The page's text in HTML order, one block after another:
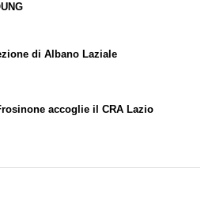
di Albano Laziale
accoglie il CRA Lazio